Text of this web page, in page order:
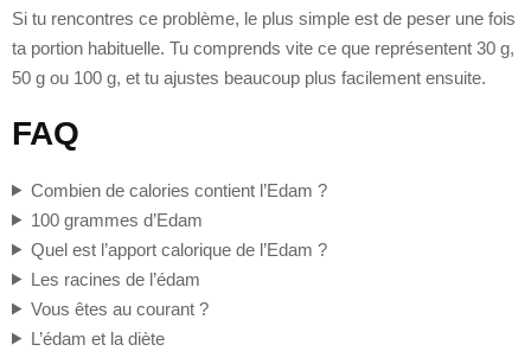
Si tu rencontres ce problème, le plus simple est de peser une fois
ta portion habituelle. Tu comprends vite ce que représentent 30 g,
50 g ou 100 g, et tu ajustes beaucoup plus facilement ensuite.
FAQ
Combien de calories contient l’Edam ?
100 grammes d’Edam
Quel est l’apport calorique de l’Edam ?
Les racines de l’édam
Vous êtes au courant ?
L’édam et la diète